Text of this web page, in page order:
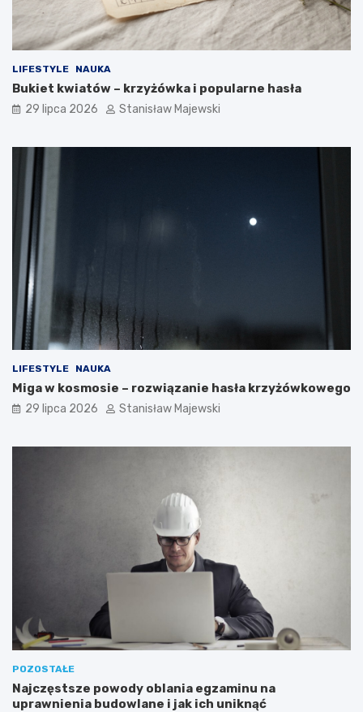
LIFESTYLE NAUKA
Bukiet kwiatów – krzyżówka i popularne hasła
29 lipca 2026 Stanisław Majewski
LIFESTYLE NAUKA
Miga w kosmosie – rozwiązanie hasła krzyżówkowego
29 lipca 2026 Stanisław Majewski
POZOSTAŁE
Najczęstsze powody oblania egzaminu na
uprawnienia budowlane i jak ich uniknąć